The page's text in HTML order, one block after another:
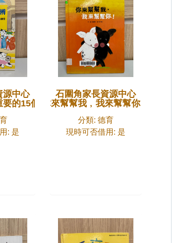
源中心
的15個生活思考練習
: 是
石圍角家長資源中心
你來幫幫我﹐我來幫幫你﹗
分類: 德育
現時可否借用: 是